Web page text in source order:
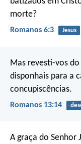
morte?
Romanos 6:3 Jesus
Mas revesti-vos do
disponhais para a
concupiscências.
Romanos 13:14
A graça do Senhor